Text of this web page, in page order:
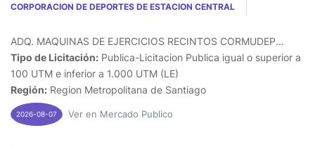
CORPORACION DE DEPORTES DE ESTACION CENTRAL
ADQ. MAQUINAS DE EJERCICIOS RECINTOS CORMUDEP...
Tipo de Licitación: Publica-Licitacion Publica igual o superior a
100 UTM e inferior a 1.000 UTM (LE)
Región: Region Metropolitana de Santiago
2026-08-07 Ver en Mercado Publico